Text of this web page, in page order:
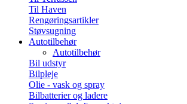
Til Haven
Rengøringsartikler
Støvsugning
Autotilbehør
Autotilbehør
Bil udstyr
Bilpleje
Olie - vask og spray
Bilbatterier og ladere